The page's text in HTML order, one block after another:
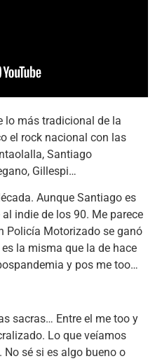
lo más tradicional de la
el rock nacional con las
Santiago
Gillespi…
Aunque Santiago es
indie de los 90. Me parece
Policía Motorizado se ganó
la misma que la de hace
y pos me too…
sacras… Entre el me too y
Lo que veíamos
sé si es algo bueno o